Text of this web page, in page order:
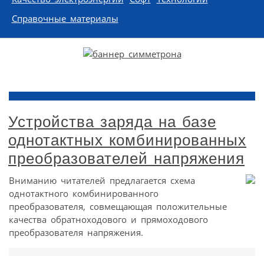
Справочные материалы
Устройства заряда на базе
однотактных комбинированных
преобразователей напряжения
Вниманию читателей предлагается схема
однотактного комбинированного
преобразователя, совмещающая положительные
качества обратноходового и прямоходового
преобразователя напряжения.